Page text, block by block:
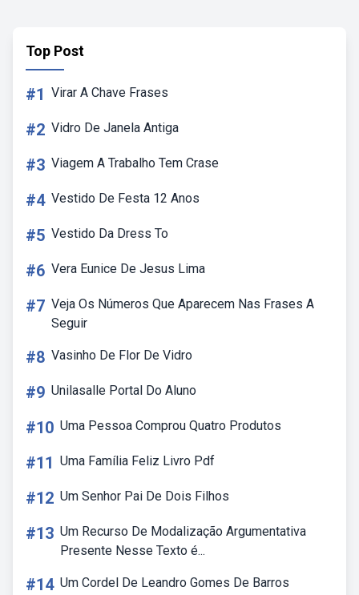
Top Post
#1 Virar A Chave Frases
#2 Vidro De Janela Antiga
#3 Viagem A Trabalho Tem Crase
#4 Vestido De Festa 12 Anos
#5 Vestido Da Dress To
#6 Vera Eunice De Jesus Lima
#7 Veja Os Números Que Aparecem Nas Frases A
Seguir
#8 Vasinho De Flor De Vidro
#9 Unilasalle Portal Do Aluno
#10 Uma Pessoa Comprou Quatro Produtos
#11 Uma Família Feliz Livro Pdf
#12 Um Senhor Pai De Dois Filhos
#13 Um Recurso De Modalização Argumentativa
Presente Nesse Texto é...
#14 Um Cordel De Leandro Gomes De Barros